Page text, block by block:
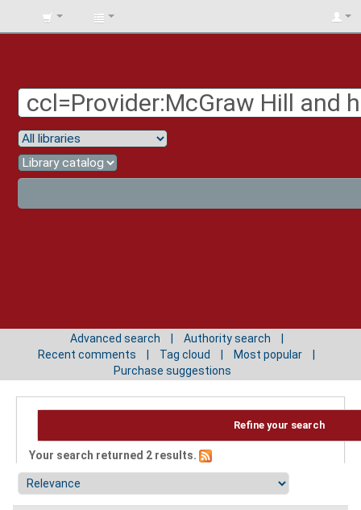
BIBLIOTECA
Advanced search
Authority search
Recent comments
Tag cloud
Most popular
Purchase suggestions
Refine your search
Your search returned 2 results.